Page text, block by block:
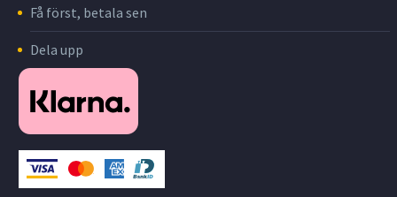
Få först, betala sen
Dela upp